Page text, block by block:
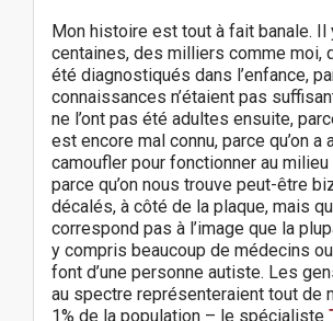
Mon histoire est tout à fait banale. Il
centaines, des milliers comme moi,
été diagnostiqués dans l’enfance,
connaissances n’étaient pas
ne l’ont pas été adultes ensuite,
est encore mal connu, parce qu’on a
camoufler pour fonctionner au
parce qu’on nous trouve peut-être
décalés, à côté de la plaque, mais
correspond pas à l’image que la
y compris beaucoup de médecins
font d’une personne autiste. Les
au spectre représenteraient tout de
1% de la population – le spécialiste